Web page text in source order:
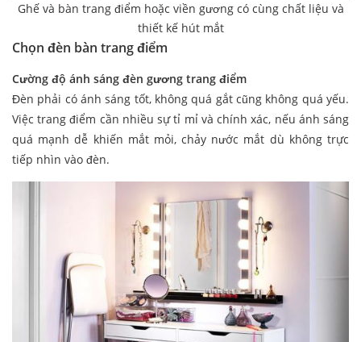
Ghế và bàn trang điểm hoặc viền gương có cùng chất liệu và
thiết kế hút mắt
Chọn đèn bàn trang điểm
Cường độ ánh sáng đèn gương trang điểm
Đèn phải có ánh sáng tốt, không quá gắt cũng không quá yếu.
Việc trang điểm cần nhiều sự tỉ mỉ và chính xác, nếu ánh sáng
quá mạnh dễ khiến mắt mỏi, chảy nước mắt dù không trực
tiếp nhìn vào đèn.